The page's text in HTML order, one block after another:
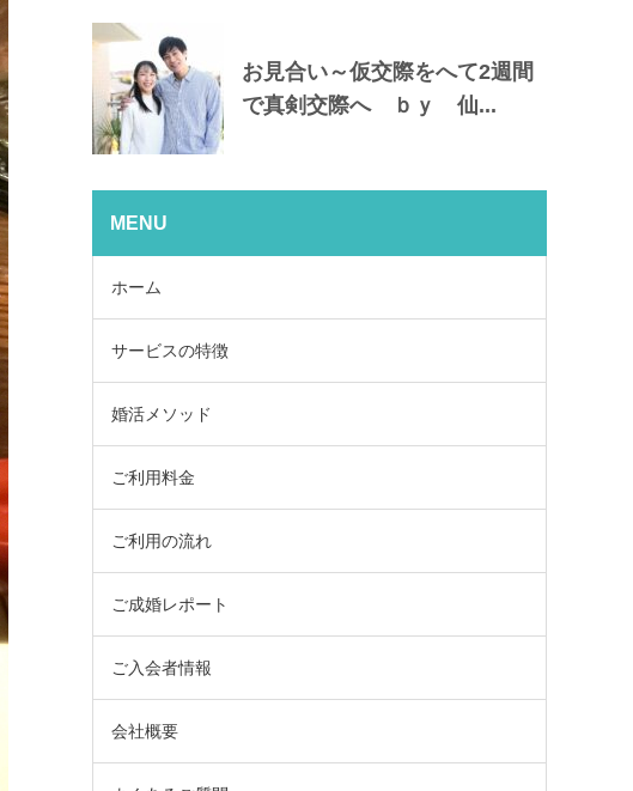
お見合い～仮交際をへて2週間
で真剣交際へ ｂｙ 仙...
MENU
ホーム
サービスの特徴
婚活メソッド
ご利用料金
ご利用の流れ
ご成婚レポート
ご入会者情報
会社概要